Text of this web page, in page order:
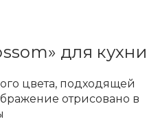
для кухни
цвета, подходящей
отрисовано в